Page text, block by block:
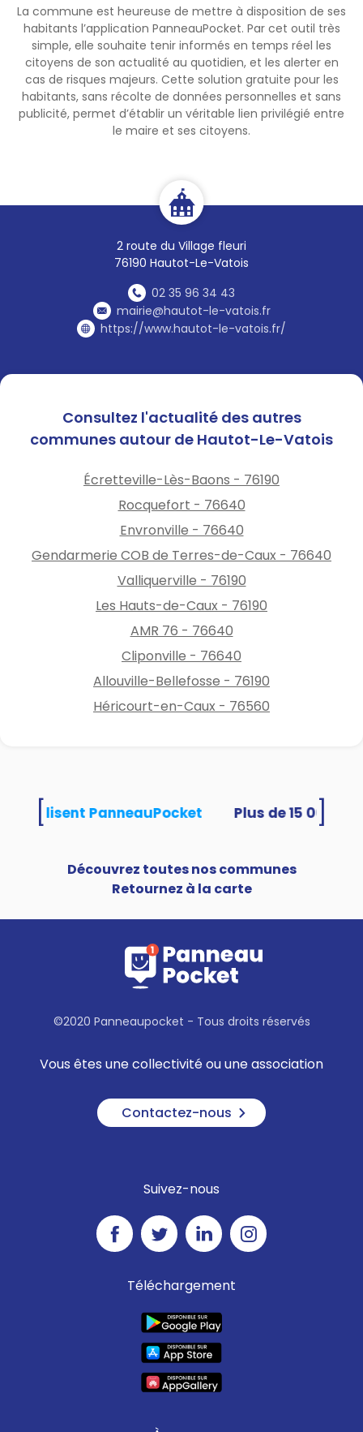
La commune est heureuse de mettre à disposition de ses
habitants l’application PanneauPocket. Par cet outil très
simple, elle souhaite tenir informés en temps réel les
citoyens de son actualité au quotidien, et les alerter en
cas de risques majeurs. Cette solution gratuite pour les
habitants, sans récolte de données personnelles et sans
publicité, permet d’établir un véritable lien privilégié entre
le maire et ses citoyens.
2 route du Village fleuri
76190 Hautot-Le-Vatois
02 35 96 34 43
mairie@hautot-le-vatois.fr
https://www.hautot-le-vatois.fr/
Consultez l'actualité des autres
communes autour de Hautot-Le-Vatois
Écretteville-Lès-Baons - 76190
Rocquefort - 76640
Envronville - 76640
Gendarmerie COB de Terres-de-Caux - 76640
Valliquerville - 76190
Les Hauts-de-Caux - 76190
AMR 76 - 76640
Cliponville - 76640
Allouville-Bellefosse - 76190
Héricourt-en-Caux - 76560
utilisent PanneauPocket
Découvrez toutes nos communes
Retournez à la carte
©2020 Panneaupocket - Tous droits réservés
Vous êtes une collectivité ou une association
Contactez-nous
Suivez-nous
Téléchargement